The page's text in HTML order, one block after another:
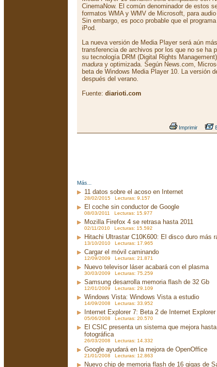
CinemaNow. El común denominador de estos
formatos WMA y WMV de Microsoft, para
Sin embargo, es poco probable que el
iPod.
La nueva versión de Media Player será aún
transferencia de archivos por los que no se ha
su tecnología DRM (Digital Rights
madura y optimizada. Según News.com,
beta de Windows Media Player 10. La versión
después del verano.
Fuente: diarioti.com
Imprimir
Más...
11 datos sobre el acoso en Internet
28/02/2015 Lecturas: 9.157
El coche sin conductor de Google
08/03/2011 Lecturas: 15.977
Mozilla Firefox 4 se retrasa hasta 2011
02/11/2010 Lecturas: 15.592
Hitachi Ultrastar C10K600: El disco duro más
13/10/2010 Lecturas: 17.965
Cargar el móvil caminando
12/09/2009 Lecturas: 21.871
Nuevo televisor láser acabará con el plasma
30/03/2009 Lecturas: 75.259
Samsung desarrolla memoria flash de 32 Gb
12/01/2009 Lecturas: 29.109
Windows Vista: Windows Vista a estudio
14/09/2008 Lecturas: 33.952
Internet Explorer 7: Beta 2 de Internet Explorer
05/06/2008 Lecturas: 20.570
El CSIC presenta un sistema que mejora
fotográfica
26/03/2008 Lecturas: 14.332
Google ayudará en la mejora de OpenOffice
21/01/2008 Lecturas: 12.863
Nuevo chip de memoria flash de 16 gigas de